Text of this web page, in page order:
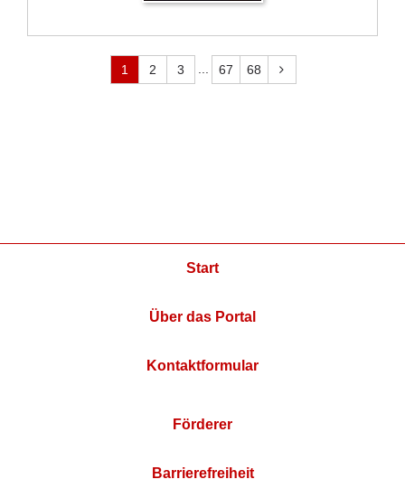
1 2 3 67 68
Start
Über das Portal
Kontaktformular
Förderer
Barrierefreiheit